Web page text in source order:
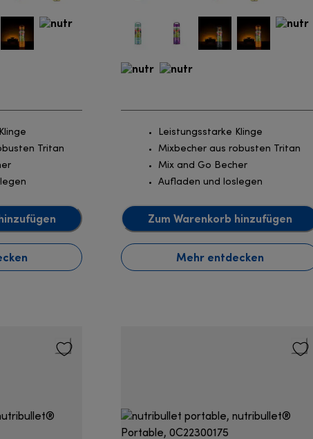
Tritan
Leistungsstarke Klinge
Mixbecher aus robusten Tritan
Mix and Go Becher
Aufladen und loslegen
Zum Warenkorb hinzufügen
Mehr entdecken